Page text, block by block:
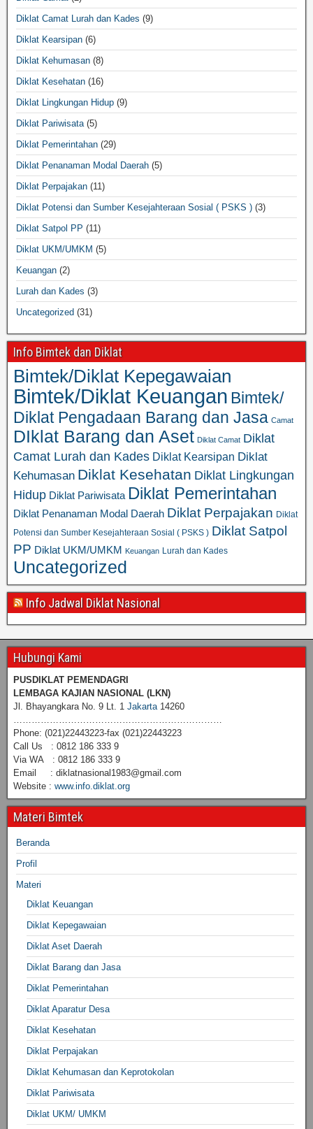
Diklat Camat Lurah dan Kades (9)
Diklat Kearsipan (6)
Diklat Kehumasan (8)
Diklat Kesehatan (16)
Diklat Lingkungan Hidup (9)
Diklat Pariwisata(5)
Diklat Pemerintahan (29)
Diklat Penanaman Modal Daerah (5)
Diklat Perpajakan (11)
Diklat Potensi dan Sumber Kesejahteraan Sosial ( PSKS ) (3)
Diklat Satpol PP (11)
Diklat UKM/UMKM (5)
Keuangan (2)
Lurah dan Kades (3)
Uncategorized (31)
Info Bimtek dan Diklat
Bimtek/Diklat Kepegawaian
Bimtek/Diklat Keuangan Bimtek/
Diklat Pengadaan Barang dan Jasa Camat
DIklat Barang dan Aset Diklat Camat Diklat
Camat Lurah dan Kades Diklat Kearsipan Diklat
Kehumasan Diklat Kesehatan Diklat Lingkungan
Hidup Diklat Pariwisata Diklat Pemerintahan
Diklat Penanaman Modal Daerah Diklat Perpajakan Diklat
Potensi dan Sumber Kesejahteraan Sosial ( PSKS ) Diklat Satpol
PP Diklat UKM/UMKM Keuangan Lurah dan Kades
Uncategorized
Info Jadwal Diklat Nasional
Hubungi Kami
PUSDIKLAT PEMENDAGRI
LEMBAGA KAJIAN NASIONAL (LKN)
Jl. Bhayangkara No. 9 Lt. 1 Jakarta14260
……………………………………………………………
Phone: (021)22443223-fax (021)22443223
Call Us : 0812 186 333 9
Via WA : 0812 186 333 9
Email : diklatnasional1983@gmail.com
Website : www.info.diklat.org
Materi Bimtek
Beranda
Profil
Materi
Diklat Keuangan
Diklat Kepegawaian
Diklat Aset Daerah
Diklat Barang dan Jasa
Diklat Pemerintahan
Diklat Aparatur Desa
Diklat Kesehatan
Diklat Perpajakan
Diklat Kehumasan dan Keprotokolan
Diklat Pariwisata
Diklat UKM/ UMKM